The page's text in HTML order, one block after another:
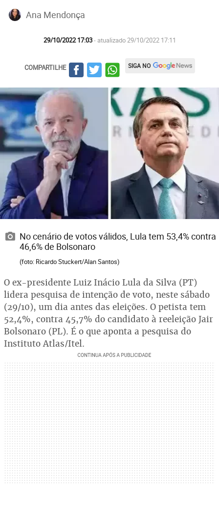
Ana Mendonça
29/10/2022 17:03- atualizado 29/10/2022 17:11
COMPARTILHE SIGA NO
No cenário de votos válidos, Lula tem 53,4% contra
46,6% de Bolsonaro
(foto: Ricardo Stuckert/Alan Santos)
O ex-presidente Luiz Inácio Lula da Silva (PT)
lidera pesquisa de intenção de voto, neste sábado
(29/10), um dia antes das eleições. O petista tem
52,4%, contra 45,7% do candidato à reeleição Jair
Bolsonaro (PL). É o que aponta a pesquisa do
Instituto Atlas/Itel.